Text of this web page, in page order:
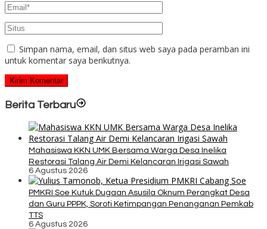
Simpan nama, email, dan situs web saya pada peramban ini
untuk komentar saya berikutnya.
Berita Terbaru
Mahasiswa KKN UMK Bersama Warga Desa Inelika
Restorasi Talang Air Demi Kelancaran Irigasi Sawah
6 Agustus 2026
PMKRI Soe Kutuk Dugaan Asusila Oknum Perangkat Desa
dan Guru PPPK, Soroti Ketimpangan Penanganan Pemkab
TTS
6 Agustus 2026